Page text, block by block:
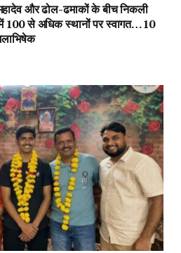
और ढोल-ढमाकों के बीच निकली
में 100 से अधिक स्थानों पर स्वागत…10